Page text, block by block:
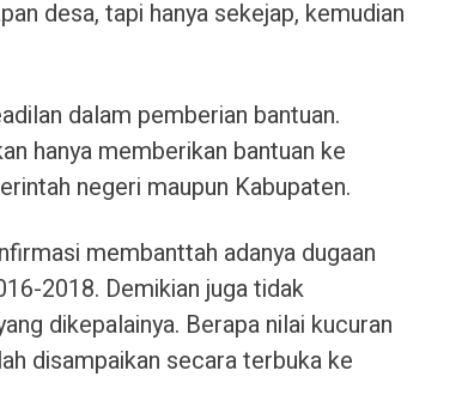
desa, tapi hanya sekejap, kemudian
dalam pemberian bantuan.
hanya memberikan bantuan ke
negeri maupun Kabupaten.
membanttah adanya dugaan
2018. Demikian juga tidak
dikepalainya. Berapa nilai kucuran
disampaikan secara terbuka ke